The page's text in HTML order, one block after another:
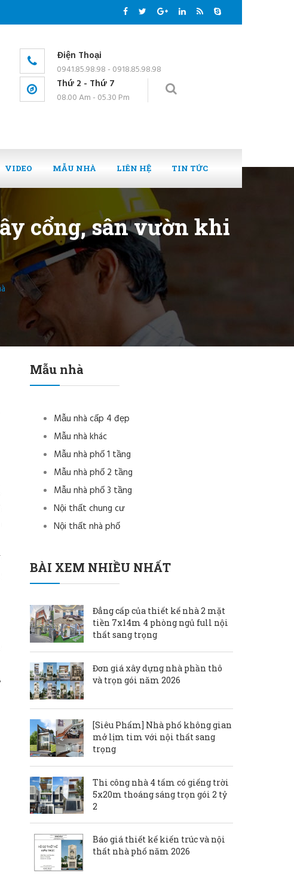
Điện Thoại
0941.85.98.98 - 0918.85.98.98
Thứ 2 - Thứ 7
08.00 Am - 05.30 Pm
VIDEO MẪU NHÀ LIÊN HỆ TIN TỨC
cổng, sân vườn khi
Mẫu nhà
Mẫu nhà cấp 4 đẹp
Mẫu nhà khác
Mẫu nhà phố 1 tầng
Mẫu nhà phố 2 tầng
Mẫu nhà phố 3 tầng
Nội thất chung cư
Nội thất nhà phố
BÀI XEM NHIỀU NHẤT
Đẳng cấp của thiết kế nhà 2 mặt
tiền 7x14m 4 phòng ngủ full nội
thất sang trọng
Đơn giá xây dựng nhà phần thô
và trọn gói năm 2026
[Siêu Phẩm] Nhà phố không gian
mở lịm tim với nội thất sang
trọng
Thi công nhà 4 tấm có giếng trời
5x20m thoáng sáng trọn gói 2 tỷ
2
Báo giá thiết kế kiến trúc và nội
thất nhà phố năm 2026